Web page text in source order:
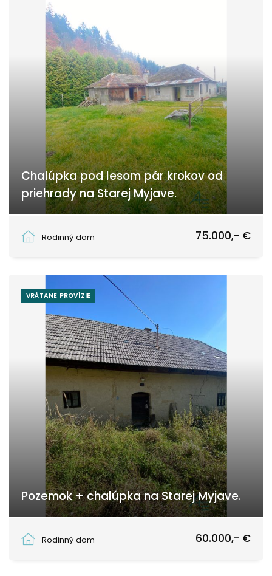
Chalúpka pod lesom pár krokov od
priehrady na Starej Myjave.
Rodinný dom
75.000,- €
VRÁTANE PROVÍZIE
Pozemok + chalúpka na Starej Myjave.
Rodinný dom
60.000,- €